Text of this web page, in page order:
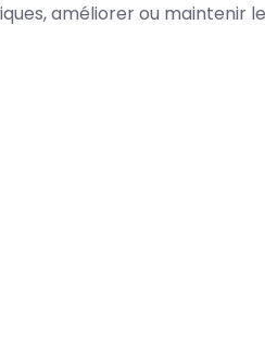
améliorer ou maintenir